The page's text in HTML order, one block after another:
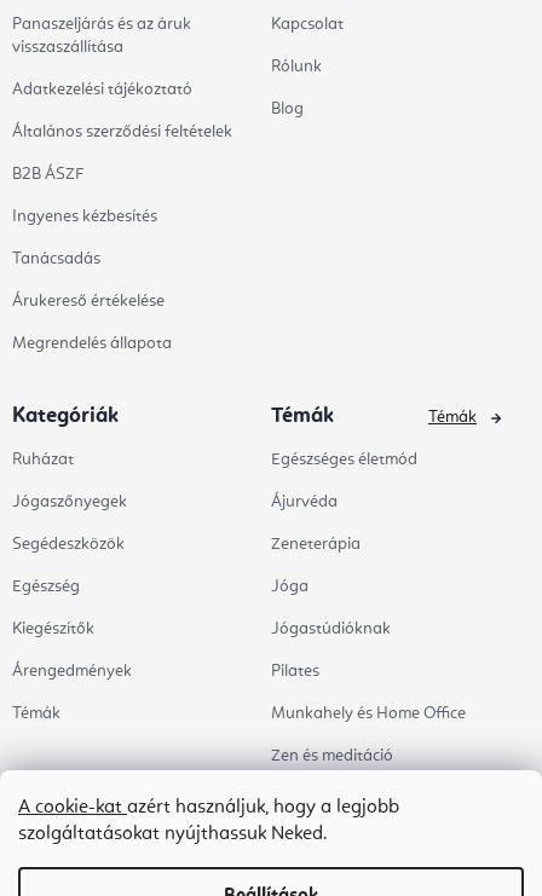
A cookie-kat azért használjuk, hogy a legjobb
szolgáltatásokat nyújthassuk Neked.
Panaszeljárás és az áruk
visszaszállítása
Adatkezelési tájékoztató
Általános szerződési feltételek
B2B ÁSZF
Ingyenes kézbesítés
Tanácsadás
Árukereső értékelése
Megrendelés állapota
Kapcsolat
Rólunk
Blog
Kategóriák
Ruházat
Jógaszőnyegek
Segédeszközök
Egészség
Kiegészítők
Árengedmények
Témák
Témák
Egészséges életmód
Ájurvéda
Zeneterápia
Jóga
Jógastúdióknak
Pilates
Munkahely és Home Office
Zen és meditáció
Aromaterápia
Egészséges alvás
Kedvenceink
Témák